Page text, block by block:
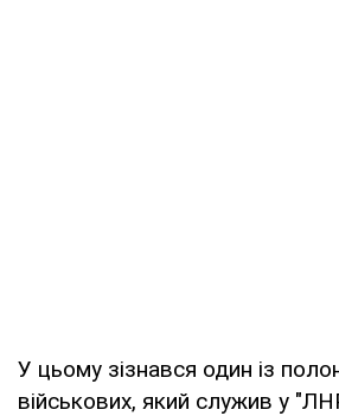
У цьому зізнався один із
військових, який служив у